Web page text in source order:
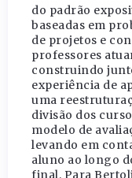
do padrão
baseadas em
de projetos e
professores
construindo
experiência de
uma
divisão dos
modelo de
levando em
aluno ao longo
final. Para